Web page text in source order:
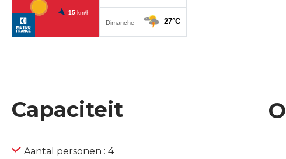
Capaciteit
Aantal personen : 4